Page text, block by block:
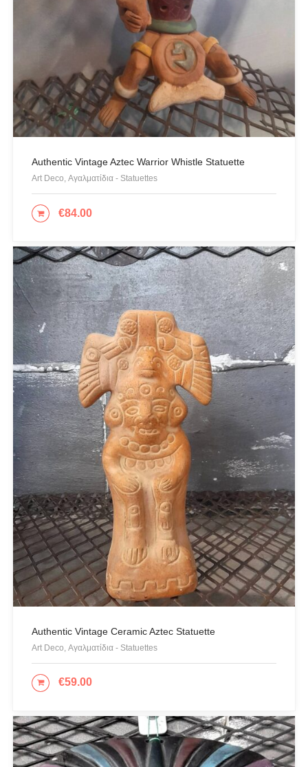
Authentic Vintage Aztec Warrior Whistle Statuette
Art Deco, Αγαλματίδια - Statuettes
€84.00
ΠΡΟΣΘΉΚΗ ΣΤΟ ΚΑΛΆΘΙ
Authentic Vintage Ceramic Aztec Statuette
Art Deco, Αγαλματίδια - Statuettes
€59.00
ΠΡΟΣΘΉΚΗ ΣΤΟ ΚΑΛΆΘΙ